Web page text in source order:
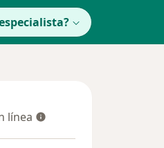
línea
línea